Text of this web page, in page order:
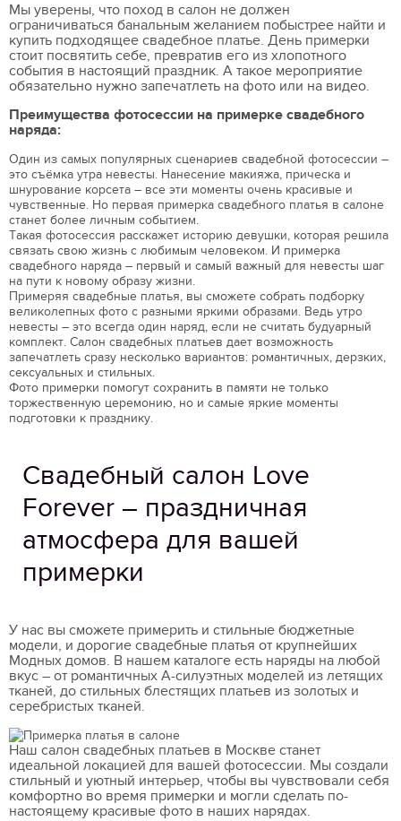
Мы уверены, что поход в салон не должен
ограничиваться банальным желанием побыстрее найти и
купить подходящее свадебное платье. День примерки
стоит посвятить себе, превратив его из хлопотного
события в настоящий праздник. А такое мероприятие
обязательно нужно запечатлеть на фото или на видео.
Преимущества фотосессии на примерке свадебного
наряда:
Один из самых популярных сценариев свадебной фотосессии –
это съёмка утра невесты. Нанесение макияжа, прическа и
шнурование корсета – все эти моменты очень красивые и
чувственные. Но первая примерка свадебного платья в салоне
станет более личным событием.
Такая фотосессия расскажет историю девушки, которая решила
связать свою жизнь с любимым человеком. И примерка
свадебного наряда – первый и самый важный для невесты шаг
на пути к новому образу жизни.
Примеряя свадебные платья, вы сможете собрать подборку
великолепных фото с разными яркими образами. Ведь утро
невесты – это всегда один наряд, если не считать будуарный
комплект. Салон свадебных платьев дает возможность
запечатлеть сразу несколько вариантов: романтичных, дерзких,
сексуальных и стильных.
Фото примерки помогут сохранить в памяти не только
торжественную церемонию, но и самые яркие моменты
подготовки к празднику.
Свадебный салон Love
Forever – праздничная
атмосфера для вашей
примерки
У нас вы сможете примерить и стильные бюджетные
модели, и дорогие свадебные платья от крупнейших
Модных домов. В нашем каталоге есть наряды на любой
вкус – от романтичных А-силуэтных моделей из летящих
тканей, до стильных блестящих платьев из золотых и
серебристых тканей.
Наш салон свадебных платьев в Москве станет
идеальной локацией для вашей фотосессии. Мы создали
стильный и уютный интерьер, чтобы вы чувствовали себя
комфортно во время примерки и могли сделать по-
настоящему красивые фото в наших нарядах.